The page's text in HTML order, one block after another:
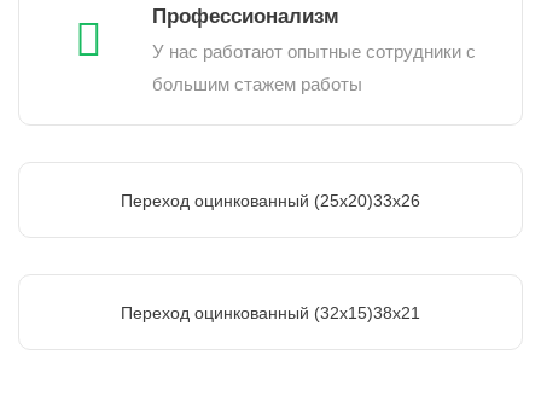
Профессионализм
У нас работают опытные сотрудники с
большим стажем работы
Переход оцинкованный (25х20)33х26
Переход оцинкованный (32х15)38х21